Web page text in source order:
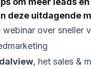
deze uitdagende
over sneller
, het sales &